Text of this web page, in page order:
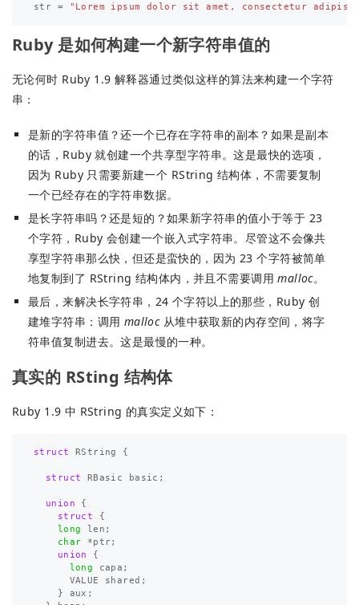
str = "Lorem ipsum dolor sit amet, consectetur
Ruby 是如何构建一个新字符串值的
无论何时 Ruby 1.9 解释器通过类似这样的算法来构建一个字符
串：
是新的字符串值？还一个已存在字符串的副本？如果是副本
的话，Ruby 就创建一个共享型字符串。这是最快的选项，
因为 Ruby 只需要新建一个 RString 结构体，不需要复制
一个已经存在的字符串数据。
是长字符串吗？还是短的？如果新字符串的值小于等于 23
个字符，Ruby 会创建一个嵌入式字符串。尽管这不会像共
享型字符串那么快，但还是蛮快的，因为 23 个字符被简单
地复制到了 RString 结构体内，并且不需要调用malloc。
最后，来解决长字符串，24 个字符以上的那些，Ruby 创
建堆字符串：调用 malloc从堆中获取新的内存空间，将字
符串值复制进去。这是最慢的一种。
真实的 RSting 结构体
Ruby 1.9 中 RString 的真实定义如下：
struct RString {
struct RBasic basic ;
union
{
struct
{
long
len ;
char
*ptr;
union
{
long
capa ;
VALUE
shared ;
}
aux ;